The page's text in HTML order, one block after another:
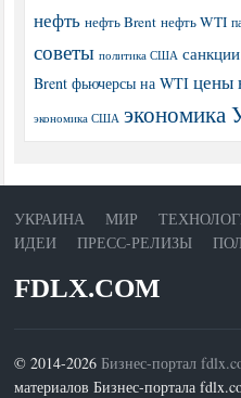
нефть нефть Brent нефть WTI
советы политика США
Brent фьючерсы на WTI цены
экономика США экономика
УКРАИНА МИР
ИДЕИ
ПРЕСС-РЕЛИЗЫ
FDLX.COM
© 2014-2026Бизнес-портал
материалов Бизнес-портала